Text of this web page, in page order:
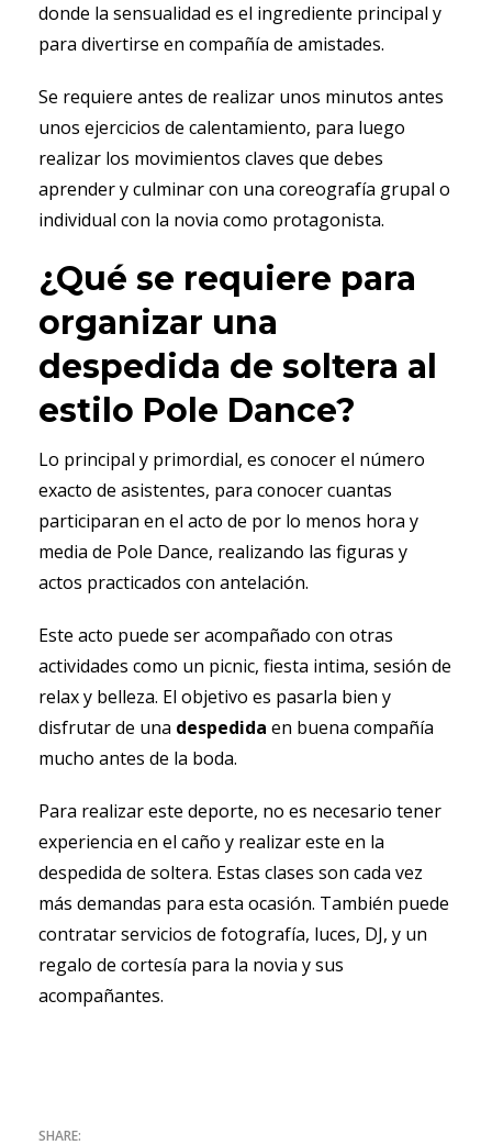
donde la sensualidad es el ingrediente principal y
para divertirse en compañía de amistades.
Se requiere antes de realizar unos minutos antes
unos ejercicios de calentamiento, para luego
realizar los movimientos claves que debes
aprender y culminar con una coreografía grupal o
individual con la novia como protagonista.
¿Qué se requiere para
organizar una
despedida de soltera al
estilo Pole Dance?
Lo principal y primordial, es conocer el número
exacto de asistentes, para conocer cuantas
participaran en el acto de por lo menos hora y
media de Pole Dance, realizando las figuras y
actos practicados con antelación.
Este acto puede ser acompañado con otras
actividades como un picnic, fiesta intima, sesión de
relax y belleza. El objetivo es pasarla bien y
disfrutar de una despedida en buena compañía
mucho antes de la boda.
Para realizar este deporte, no es necesario tener
experiencia en el caño y realizar este en la
despedida de soltera. Estas clases son cada vez
más demandas para esta ocasión. También puede
contratar servicios de fotografía, luces, DJ, y un
regalo de cortesía para la novia y sus
acompañantes.